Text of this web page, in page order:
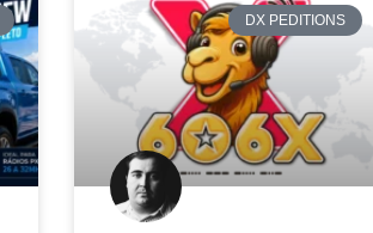
DX PEDITIONS